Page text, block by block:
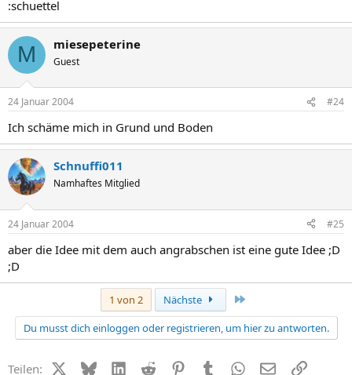
:schuettel
M miesepeterine
Guest
24 Januar 2004 #24
Ich schäme mich in Grund und Boden
Schnuffi011
Namhaftes Mitglied
24 Januar 2004 #25
aber die Idee mit dem auch angrabschen ist eine gute Idee ;D
;D
1 von 2 Nächste
Du musst dich einloggen oder registrieren, um hier zu antworten.
Teilen: X (Twitter)
BlueskyLinkedIn
Reddit PinterestTumblr WhatsApp
E-MailLink